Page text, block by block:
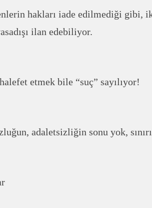
hakları iade edilmediği gibi,
ilan edebiliyor.
etmek bile “suç” sayılıyor!
adaletsizliğin sonu yok,